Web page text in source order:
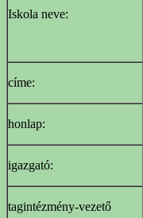
Iskola neve:
címe:
honlap:
igazgató:
tagintézmény-vezető